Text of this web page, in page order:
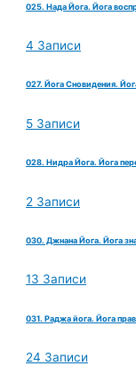
025. Нада Йога. Йога
4 Записи
027. Йога Сновидения.
5 Записи
028. Нидра Йога. Йога
2 Записи
030. Джнана Йога. Йога
13 Записи
031. Раджа йога. Йога
24 Записи